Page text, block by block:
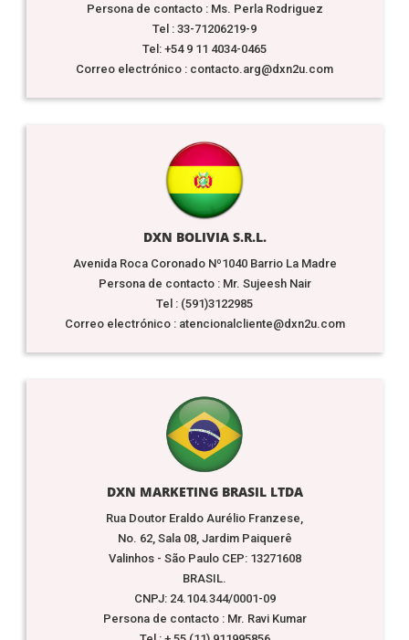
Persona de contacto : Ms. Perla Rodriguez
Tel : 33-71206219-9
Tel: +54 9 11 4034-0465
Correo electrónico : contacto.arg@dxn2u.com
DXN BOLIVIA S.R.L.
Avenida Roca Coronado Nº1040 Barrio La Madre
Persona de contacto : Mr. Sujeesh Nair
Tel : (591)3122985
Correo electrónico : atencionalcliente@dxn2u.com
DXN MARKETING BRASIL LTDA
Rua Doutor Eraldo Aurélio Franzese,
No. 62, Sala 08, Jardim Paiquerê
Valinhos - São Paulo CEP: 13271608
BRASIL.
CNPJ: 24.104.344/0001-09
Persona de contacto : Mr. Ravi Kumar